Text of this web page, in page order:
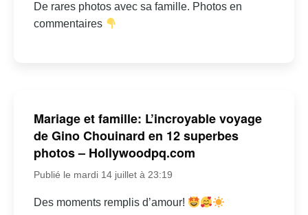
De rares photos avec sa famille. Photos en
commentaires
Mariage et famille: L’incroyable voyage
de Gino Chouinard en 12 superbes
photos – Hollywoodpq.com
Publié le mardi 14 juillet à 23:19
Des moments remplis d’amour!